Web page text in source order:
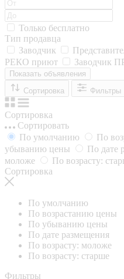
Только бесплатно
Тип продавца
Заводчик
РЕКО приют
Заводчик
Показать объявления
Сортировка
Фильтры
Сортировка
Сортировать
По умолчанию
По
убыванию цены
По дате
моложе
По возрасту:
Сортировка
По умолчанию
По возрастанию цены
По убыванию цены
По дате размещения
По возрасту: моложе
По возрасту: старше
Фильтры